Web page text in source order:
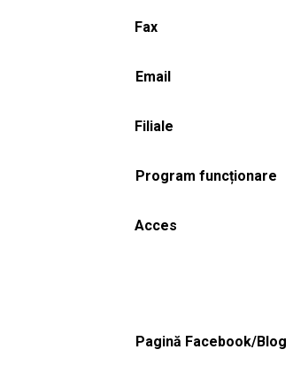
Fax
Email
Filiale
Program funcționare
Acces
Pagină Facebook/Blog